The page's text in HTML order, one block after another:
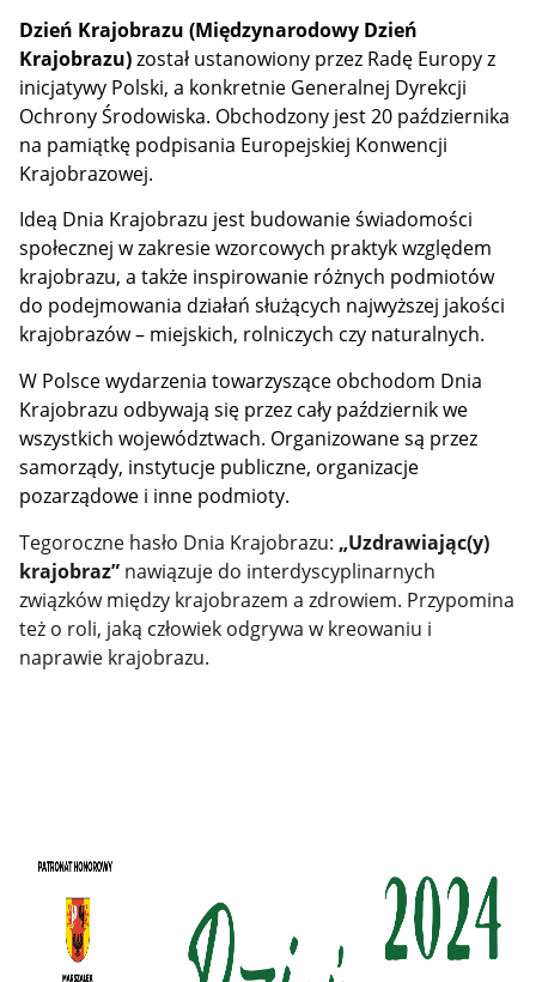
Dzień Krajobrazu (Międzynarodowy Dzień
Krajobrazu)został ustanowiony przez Radę Europy z
inicjatywy Polski, a konkretnie Generalnej Dyrekcji
Ochrony Środowiska. Obchodzony jest 20 października
na pamiątkę podpisania Europejskiej Konwencji
Krajobrazowej.
Ideą Dnia Krajobrazu jest budowanie świadomości
społecznej w zakresie wzorcowych praktyk względem
krajobrazu, a także inspirowanie różnych podmiotów
do podejmowania działań służących najwyższej jakości
krajobrazów – miejskich, rolniczych czy naturalnych.
W Polsce wydarzenia towarzyszące obchodom Dnia
Krajobrazu odbywają się przez cały październik we
wszystkich województwach. Organizowane są przez
samorządy, instytucje publiczne, organizacje
pozarządowe i inne podmioty.
Tegoroczne hasło Dnia Krajobrazu: „Uzdrawiając(y)
krajobraz” nawiązuje do interdyscyplinarnych
związków między krajobrazem a zdrowiem. Przypomina
też o roli, jaką człowiek odgrywa w kreowaniu i
naprawie krajobrazu.